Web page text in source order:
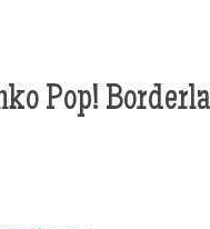
Pop!